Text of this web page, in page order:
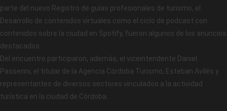
parte del nuevo Registro de guías profesionales de turismo, el
Desarrollo de contenidos virtuales como el ciclo de podcast con
contenidos sobre la ciudad en Spotify, fueron algunos de los anuncios
destacados.
Del encuentro participaron, además, el viceintendente Daniel
Passerini, el titular de la Agencia Córdoba Turismo, Esteban Avilés y
representantes de diversos sectores vinculados a la actividad
turística en la ciudad de Córdoba.